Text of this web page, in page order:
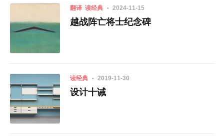
翻译 读经典 2024-11-15
越战阵亡将士纪念碑
读经典 2019-11-30
设计十诫